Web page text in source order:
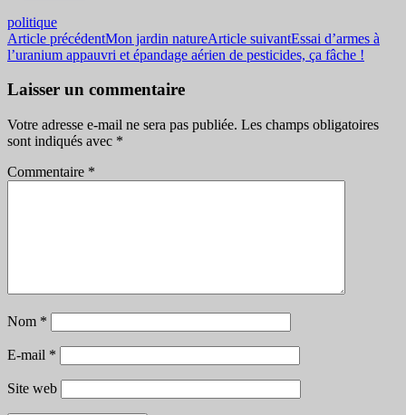
politique
Navigation
des
articles
Article précédentMon jardin natureArticle suivantEssai d’armes à
l’uranium appauvri et épandage aérien de pesticides, ça fâche !
Laisser un commentaire
Votre adresse e-mail ne sera pas publiée. Les champs obligatoires
sont indiqués avec *
Commentaire *
Nom *
E-mail *
Site web